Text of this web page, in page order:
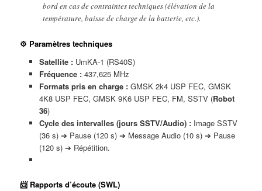
bord en cas de contraintes techniques (élévation de la
température, baisse de charge de la batterie, etc.).
⚙️ Paramètres techniques
Satellite :UmKA-1 (RS40S)
Fréquence :437,625 MHz
Formats pris en charge :GMSK 2k4 USP FEC, GMSK
4K8 USP FEC, GMSK 9K6 USP FEC, FM, SSTV (Robot
36)
Cycle des intervalles (jours SSTV/Audio) :Image SSTV
(36 s) ➔ Pause (120 s) ➔ Message Audio (10 s) ➔ Pause
(120 s) ➔ Répétition.
📨 Rapports d’écoute (SWL)